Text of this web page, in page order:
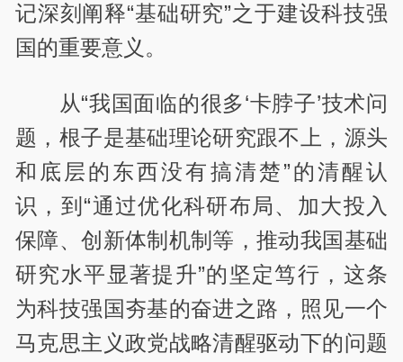
记深刻阐释“基础研究”之于建设科技强
国的重要意义。
从“我国面临的很多‘卡脖子’技术问
题，根子是基础理论研究跟不上，源头
和底层的东西没有搞清楚”的清醒认
识，到“通过优化科研布局、加大投入
保障、创新体制机制等，推动我国基础
研究水平显著提升”的坚定笃行，这条
为科技强国夯基的奋进之路，照见一个
马克思主义政党战略清醒驱动下的问题